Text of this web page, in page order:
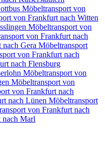
Möbeltransport von
von Frankfurt nach Witten
Möbeltransport von
von Frankfurt nach
Gera Möbeltransport
von Frankfurt nach
nach Flensburg
Möbeltransport von
Möbeltransport von
von Frankfurt nach
nach Lünen Möbeltransport
von Frankfurt nach
nach Marl